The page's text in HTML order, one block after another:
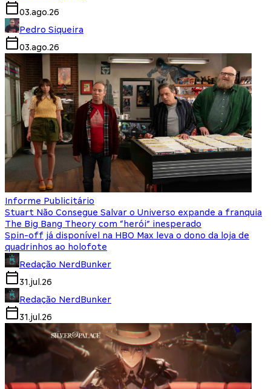
03.ago.26
Pedro Siqueira
03.ago.26
Informe Publicitário
Stuart Não Consegue Salvar o Universo expande a franquia
The Big Bang Theory com “herói” inesperado
Spin-off já disponível na HBO Max leva o dono da loja de
quadrinhos ao holofote
Redação NerdBunker
31.jul.26
Redação NerdBunker
31.jul.26